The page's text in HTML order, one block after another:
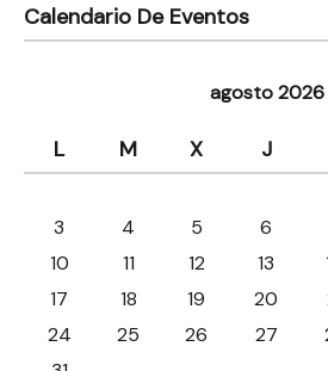
Calendario De Eventos
agosto 2026
L M X J
3
4 5 6
10
11 12 13
17
18 19 20
24
25 26 27